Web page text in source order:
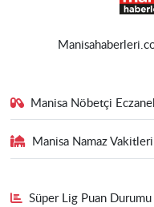
Manisa Nöbetçi
Manisa Namaz Vakitleri
Süper Lig Puan